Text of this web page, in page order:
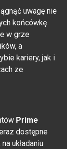
uwagę nie
końcówkę
w grze
a
kariery, jak i
ze
Prime
dostępne
układaniu